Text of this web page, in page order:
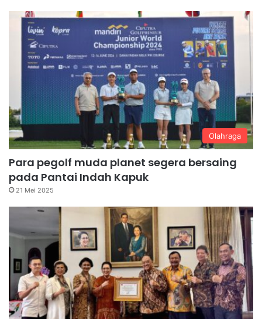
Olahraga
Para pegolf muda planet segera bersaing
pada Pantai Indah Kapuk
21 Mei 2025